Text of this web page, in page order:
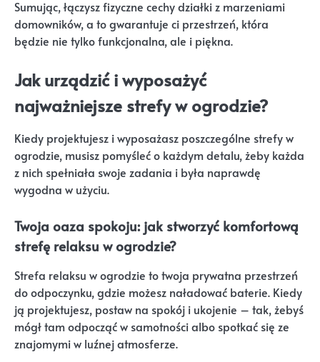
Sumując, łączysz fizyczne cechy działki z marzeniami
domowników, a to gwarantuje ci przestrzeń, która
będzie nie tylko funkcjonalna, ale i piękna.
Jak urządzić i wyposażyć
najważniejsze strefy w ogrodzie?
Kiedy projektujesz i wyposażasz poszczególne strefy w
ogrodzie, musisz pomyśleć o każdym detalu, żeby każda
z nich spełniała swoje zadania i była naprawdę
wygodna w użyciu.
Twoja oaza spokoju: jak stworzyć komfortową
strefę relaksu w ogrodzie?
Strefa relaksu w ogrodzie to twoja prywatna przestrzeń
do odpoczynku, gdzie możesz naładować baterie. Kiedy
ją projektujesz, postaw na spokój i ukojenie – tak, żebyś
mógł tam odpocząć w samotności albo spotkać się ze
znajomymi w luźnej atmosferze.